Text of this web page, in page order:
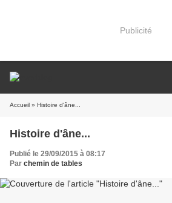
Publicité
Accueil » Histoire d'âne...
Histoire d'âne...
Publié le 29/09/2015 à 08:17
Par chemin de tables